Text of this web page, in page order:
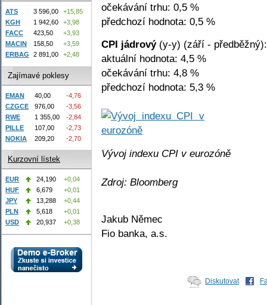
očekávání trhu: 0,5 %
předchozí hodnota: 0,5 %
CPI jádrový(y-y) (září - předběžný):
aktuální hodnota: 4,5 %
očekávání trhu: 4,8 %
předchozí hodnota: 5,3 %
Vývoj indexu CPI v eurozóně
Zdroj: Bloomberg
Jakub Němec
Fio banka, a.s.
Diskutovat
ATS 3 596,00
+15,85
KGH
1 942,60
+3,98
FACC
423,50
+3,93
MACIN
158,50
+3,59
ERBAG
2 891,00 +2,48
Zajímavé poklesy
EMAN 40,00
-4,76
CZGCE
976,00
-3,56
RWE
1 355,00
-2,84
PILLE
107,00
-2,73
NOKIA
209,20 -2,70
Kurzovní lístek
EUR 24,190
+0,04
HUF
6,679
+0,01
JPY
13,288
+0,44
PLN
5,618
+0,01
USD
20,937 +0,38